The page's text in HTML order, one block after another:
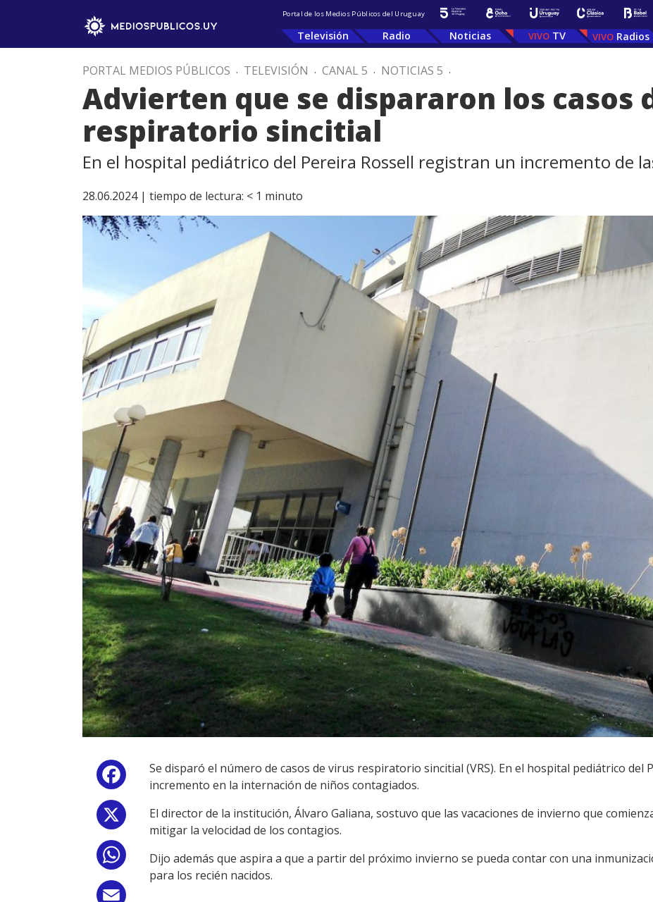
Portal de los Medios Públicos del Uruguay
Televisión Radio Noticias TV Radios
PORTAL MEDIOS PÚBLICOS . TELEVISIÓN . CANAL 5 . NOTICIAS 5 .
Advierten que se dispararon los casos
respiratorio sincitial
En el hospital pediátrico del Pereira Rossell registran un incremento de
28.06.2024 | tiempo de lectura: < 1 minuto
Facebook
WhatsApp
Se disparó el número de casos de virus respiratorio sincitial (VRS). En el hospital pediátrico del
incremento en la internación de niños contagiados.
El director de la institución, Álvaro Galiana, sostuvo que las vacaciones de invierno que
mitigar la velocidad de los contagios.
Dijo además que aspira a que a partir del próximo invierno se pueda contar con una
para los recién nacidos.